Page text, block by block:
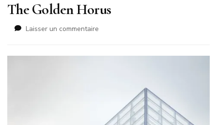
The Golden Horus
Laisser un commentaire
Horus